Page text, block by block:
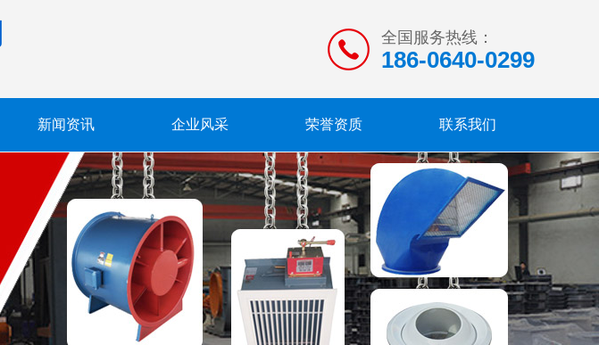
全国服务热线：
186-0640-0299
新闻资讯 企业风采 荣誉资质 联系我们